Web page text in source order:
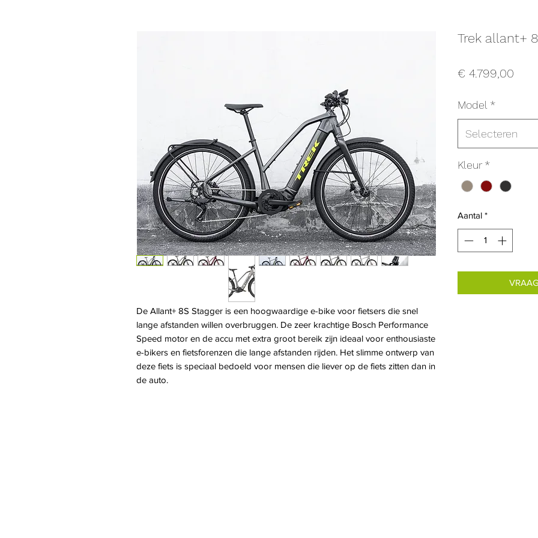
De Allant+ 8S Stagger is een hoogwaardige e-bike voor fietsers die snel
lange afstanden willen overbruggen. De zeer krachtige Bosch Performance
Speed motor en de accu met extra groot bereik zijn ideaal voor enthousiaste
e-bikers en fietsforenzen die lange afstanden rijden. Het slimme ontwerp van
deze fiets is speciaal bedoeld voor mensen die liever op de fiets zitten dan in
de auto.
Trek allant+
€ 4.799,00
Model *
Selecteren
Kleur *
Aantal *